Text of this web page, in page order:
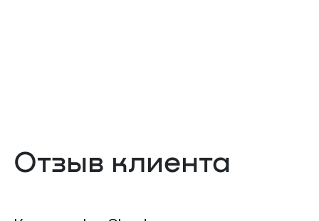
Отзыв клиента